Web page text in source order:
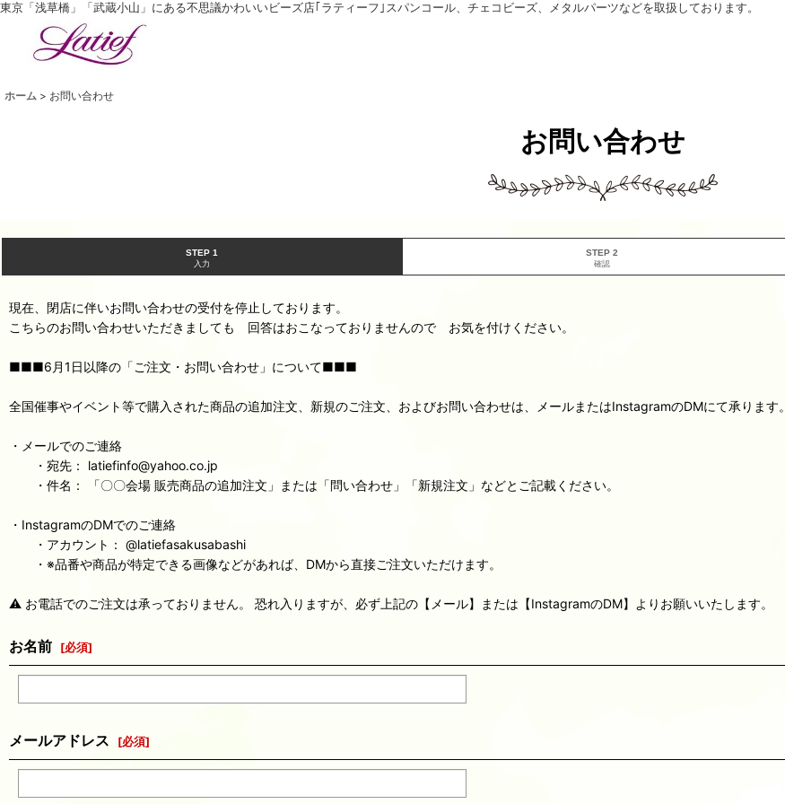
東京「浅草橋」「武蔵小山」にある不思議かわいいビーズ店｢ラティーフ｣ スパンコール、チェコビーズ、メタルパーツなどを取扱しております。
ホーム > お問い合わせ
お問い合わせ
STEP 1
入力
STEP 2
確認
現在、閉店に伴いお問い合わせの受付を停止しております。
こちらのお問い合わせいただきましても 回答はおこなっておりませんので お気を付けください。
■■■6月1日以降の「ご注文・お問い合わせ」について■■■
全国催事やイベント等で購入された商品の追加注文、新規のご注文、およびお問い合わせは、メールまたはInstagramのDMにて承ります。
・メールでのご連絡
・宛先： latiefinfo@yahoo.co.jp
・件名： 「〇〇会場 販売商品の追加注文」または「問い合わせ」「新規注文」などとご記載ください。
・InstagramのDMでのご連絡
・アカウント： @latiefasakusabashi
・※品番や商品が特定できる画像などがあれば、DMから直接ご注文いただけます。
⚠️ お電話でのご注文は承っておりません。 恐れ入りますが、必ず上記の【メール】または【InstagramのDM】よりお願いいたします。
お名前 [必須]
メールアドレス [必須]